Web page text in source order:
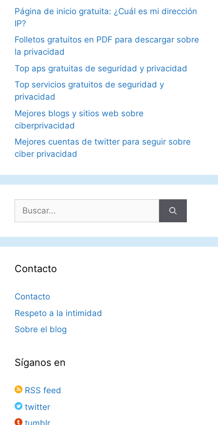
Página de inicio gratuita: ¿Cuál es mi dirección
IP?
Folletos gratuitos en PDF para descargar sobre
la privacidad
Top aps gratuitas de seguridad y privacidad
Top servicios gratuitos de seguridad y
privacidad
Mejores blogs y sitios web sobre
ciberprivacidad
Mejores cuentas de twitter para seguir sobre
ciber privacidad
Buscar:
Contacto
Contacto
Respeto a la intimidad
Sobre el blog
Síganos en
RSS feed
twitter